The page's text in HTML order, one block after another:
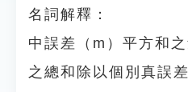
名詞解釋：
中誤差（m）平方和
之總和除以個別真誤